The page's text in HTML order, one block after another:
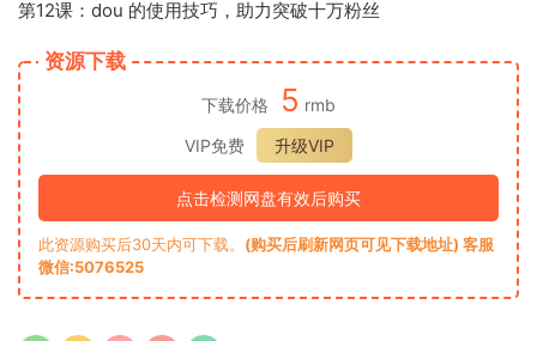
第12课：dou 的使用技巧，助力突破十万粉丝
资源下载
下载价格 5 rmb
VIP免费
升级VIP
点击检测网盘有效后购买
此资源购买后30天内可下载。 (购买后刷新网页可见下载地址) 客服
微信:5076525